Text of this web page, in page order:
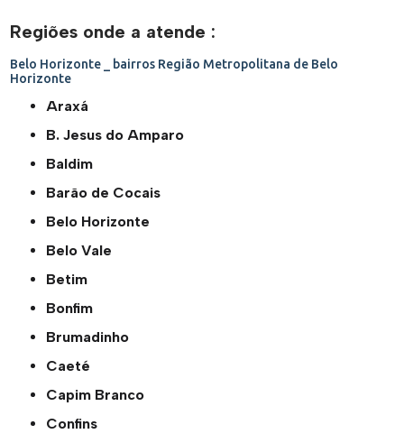
Regiões onde a atende :
Belo Horizonte _ bairros Região Metropolitana de Belo
Horizonte
Araxá
B. Jesus do Amparo
Baldim
Barão de Cocais
Belo Horizonte
Belo Vale
Betim
Bonfim
Brumadinho
Caeté
Capim Branco
Confins